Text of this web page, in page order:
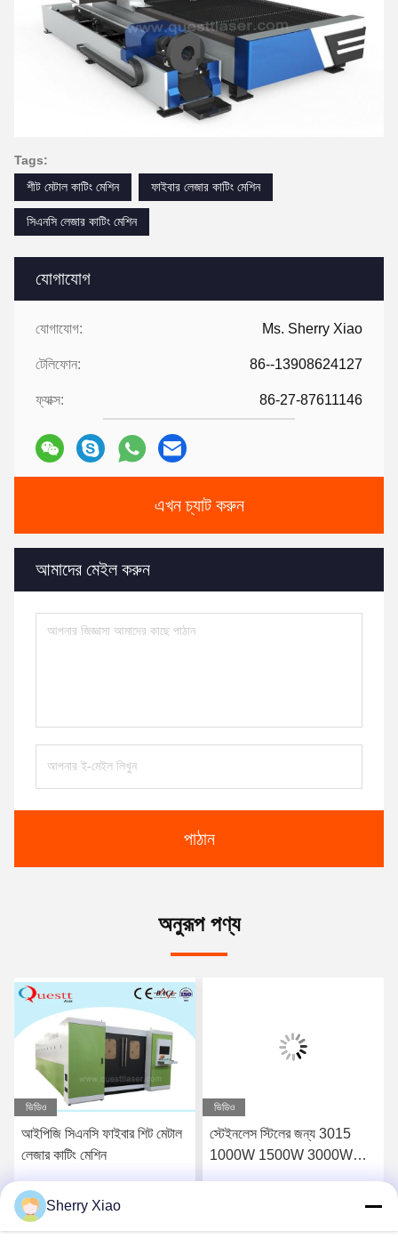
যোগাযোগ
যোগাযোগ: Ms. Sherry Xiao
টেলিফোন: 86--13908624127
ফ্যাক্স: 86-27-87611146
এখন চ্যাট করুন
আমাদের মেইল করুন
পাঠান
Tags:
শীট মেটাল কাটিং মেশিন
ফাইবার লেজার কাটিং মেশিন
সিএনসি লেজার কাটিং মেশিন
অনুরূপ পণ্য
ভিডিও
আইপিজি সিএনসি ফাইবার শিট মেটাল
লেজার কাটিং মেশিন
ভিডিও
স্টেইনলেস স্টিলের জন্য 3015
1000W 1500W 3000W
Sherry Xiao